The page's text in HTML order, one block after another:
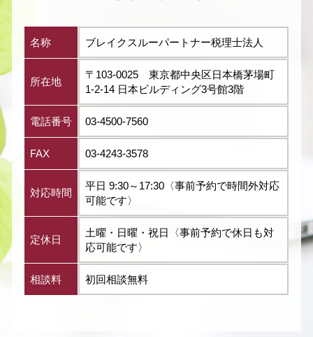
名称 ブレイクスルーパートナー税理士法人
所在地
〒103-0025 東京都中央区日本橋茅場町
1-2-14 日本ビルディング3号館3階
電話番号 03-4500-7560
FAX 03-4243-3578
対応時間
平日 9:30～17:30〈事前予約で時間外対応
可能です〉
定休日
土曜・日曜・祝日〈事前予約で休日も対
応可能です〉
相談料 初回相談無料